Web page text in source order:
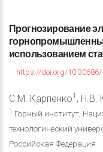
Прогнозирование
использованием
https://doi.org/10.30686/
С.М. Карпенко1 , Н.В.
1
Горный институт,
технологический
Российская Федерация